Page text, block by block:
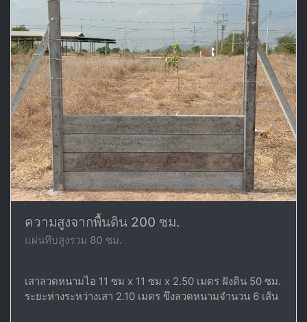
ความสูงจากพื้นดิน 200 ซม.
แผ่นทึบสูงรวม 80 ซม.
เสาลวดหนามไอ 11 ซม x 11 ซม x 2.50 เมตร ฝังดิน 50 ซม.
ระยะห่างระหว่างเสา 2.10 เมตร ขึงลวดหนามจำนวน 6 เส้น